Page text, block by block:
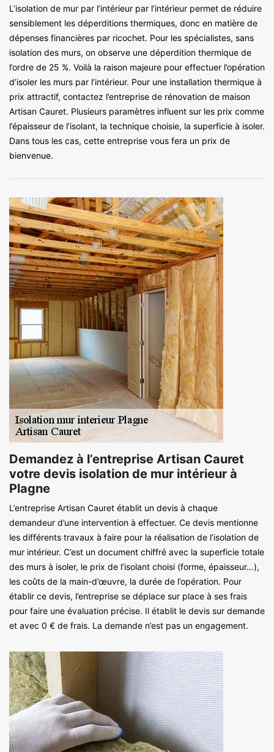
L’isolation de mur par l’intérieur par l’intérieur permet de réduire
sensiblement les déperditions thermiques, donc en matière de
dépenses financières par ricochet. Pour les spécialistes, sans
isolation des murs, on observe une déperdition thermique de
l’ordre de 25 %. Voilà la raison majeure pour effectuer l’opération
d’isoler les murs par l’intérieur. Pour une installation thermique à
prix attractif, contactez l’entreprise de rénovation de maison
Artisan Cauret. Plusieurs paramètres influent sur les prix comme
l’épaisseur de l’isolant, la technique choisie, la superficie à isoler.
Dans tous les cas, cette entreprise vous fera un prix de
bienvenue.
Demandez à l’entreprise Artisan Cauret
votre devis isolation de mur intérieur à
Plagne
L’entreprise Artisan Cauret établit un devis à chaque
demandeur d’une intervention à effectuer. Ce devis mentionne
les différents travaux à faire pour la réalisation de l’isolation de
mur intérieur. C’est un document chiffré avec la superficie totale
des murs à isoler, le prix de l’isolant choisi (forme, épaisseur…),
les coûts de la main-d’œuvre, la durée de l’opération. Pour
établir ce devis, l’entreprise se déplace sur place à ses frais
pour faire une évaluation précise. Il établit le devis sur demande
et avec 0 € de frais. La demande n’est pas un engagement.